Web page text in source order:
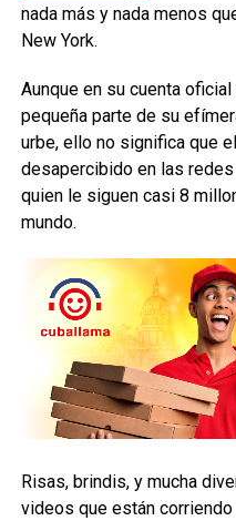
nada más y nada menos
New York.
Aunque en su cuenta
pequeña parte de su
urbe, ello no significa que
desapercibido en las
quien le siguen casi 8
mundo.
Risas, brindis, y mucha
videos que están